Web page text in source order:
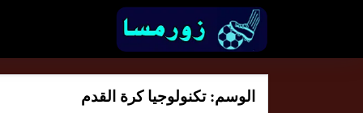
الوسم:تكنولوجيا كرة القدم